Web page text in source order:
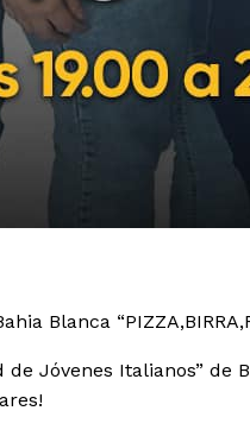
Blanca
de Jóvenes Italianos”